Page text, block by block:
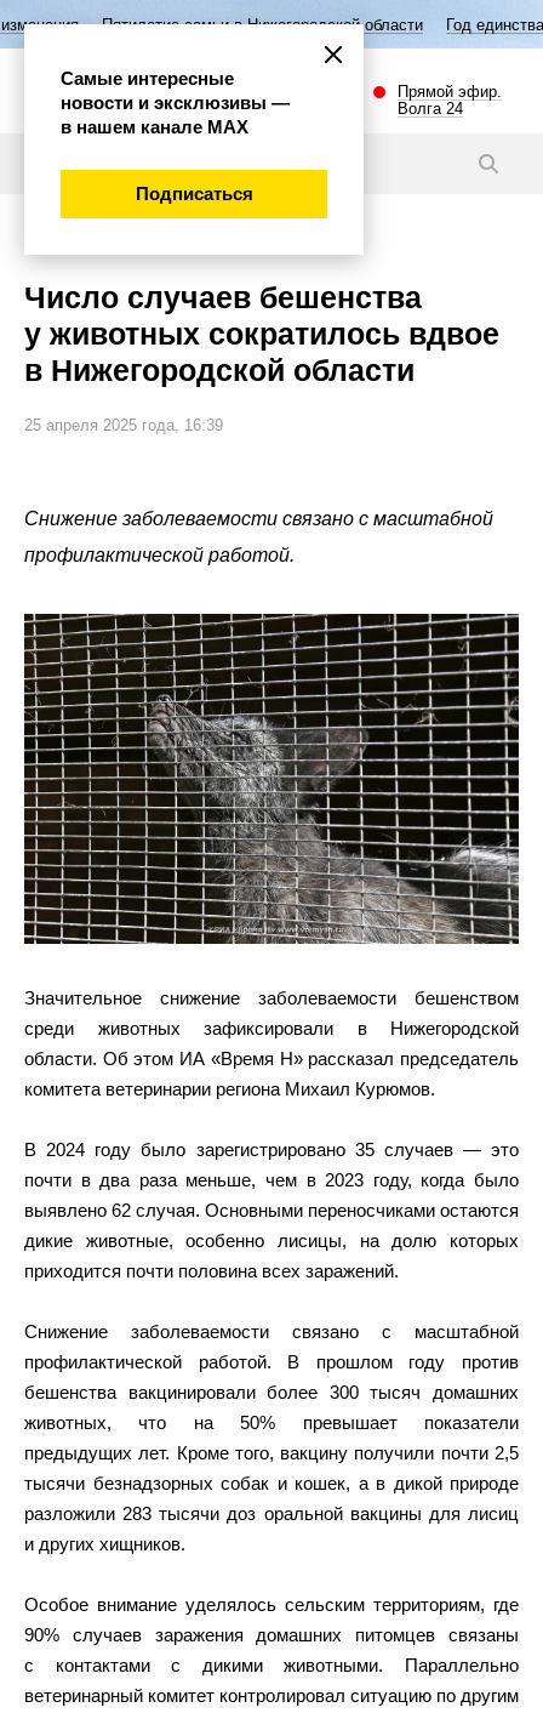
семьи в Нижегородской области Год единства народов России
Прямой эфир.
Волга 24
Число случаев бешенства
у животных сократилось вдвое
в Нижегородской области
25 апреля 2025 года, 16:39
Снижение заболеваемости связано с масштабной
профилактической работой.
Значительное снижение заболеваемости бешенством
среди животных зафиксировали в Нижегородской
области. Об этом ИА «Время Н» рассказал председатель
комитета ветеринарии региона Михаил Курюмов.
В 2024 году было зарегистрировано 35 случаев — это
почти в два раза меньше, чем в 2023 году, когда было
выявлено 62 случая. Основными переносчиками остаются
дикие животные, особенно лисицы, на долю которых
приходится почти половина всех заражений.
Снижение заболеваемости связано с масштабной
профилактической работой. В прошлом году против
бешенства вакцинировали более 300 тысяч домашних
животных, что на 50% превышает показатели
предыдущих лет. Кроме того, вакцину получили почти 2,5
тысячи безнадзорных собак и кошек, а в дикой природе
разложили 283 тысячи доз оральной вакцины для лисиц
и других хищников.
Особое внимание уделялось сельским территориям, где
90% случаев заражения домашних питомцев связаны
с контактами с дикими животными. Параллельно
ветеринарный комитет контролировал ситуацию по другим
Самые интересные
новости и эксклюзивы —
в нашем канале МАХ
Подписаться